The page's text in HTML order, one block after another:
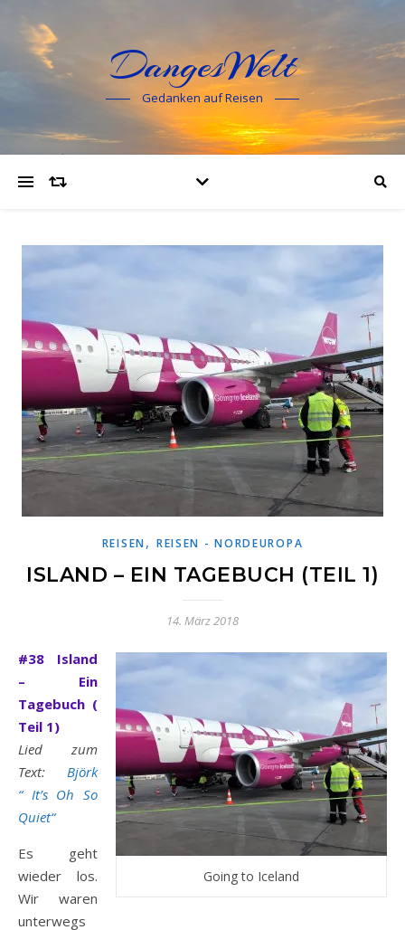
DangesWelt
Gedanken auf Reisen
REISEN, REISEN - NORDEUROPA
ISLAND – EIN TAGEBUCH (TEIL 1)
14. März 2018
Going to Iceland
#38 Island
– Ein
Tagebuch (
Teil 1)
Lied zum
Text: Björk
“ It’s Oh So
Quiet“
Es geht
wieder los.
Wir waren
unterwegs